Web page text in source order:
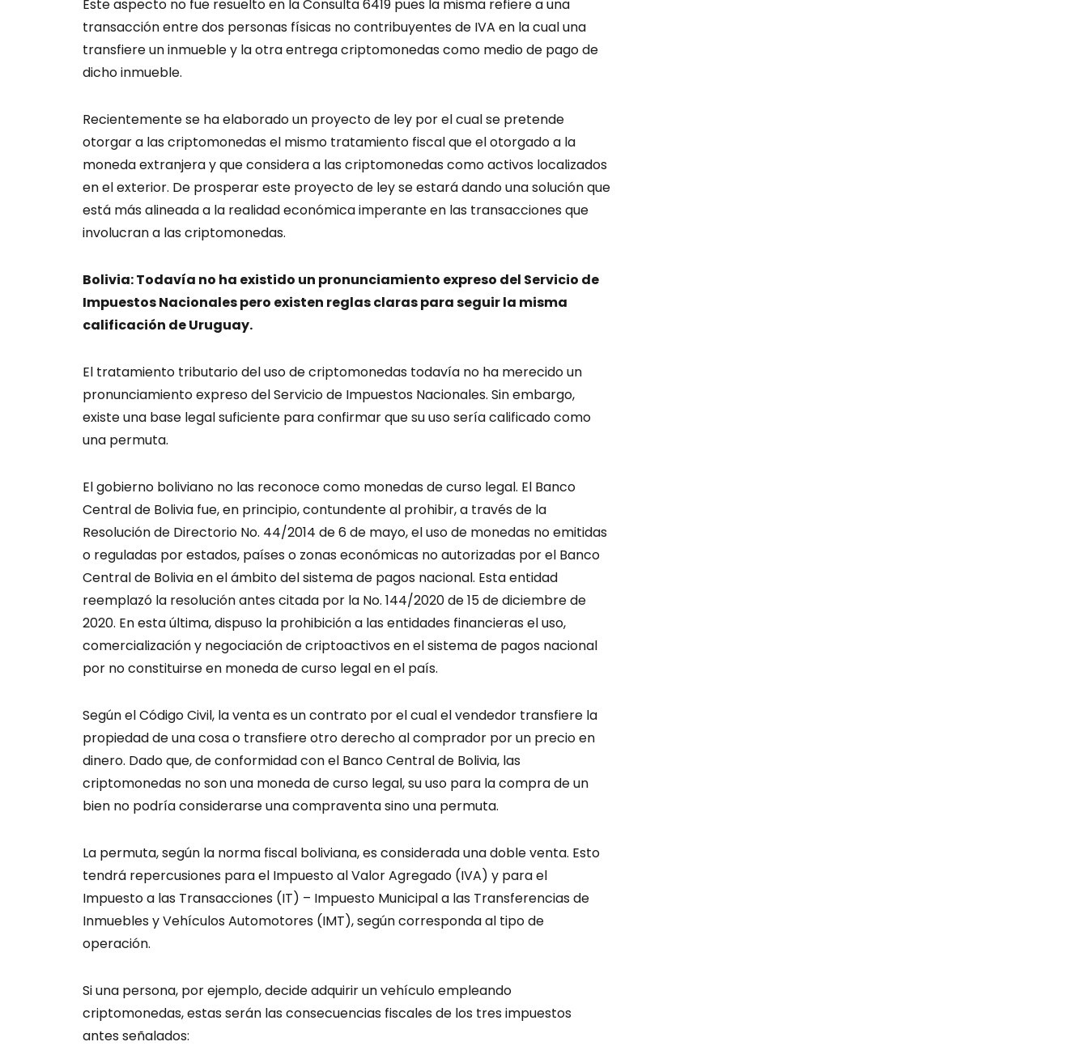
Este aspecto no fue resuelto en la Consulta 6419 pues la misma refiere a una
transacción entre dos personas físicas no contribuyentes de IVA en la cual una
transfiere un inmueble y la otra entrega criptomonedas como medio de pago de
dicho inmueble.
Recientemente se ha elaborado un proyecto de ley por el cual se pretende
otorgar a las criptomonedas el mismo tratamiento fiscal que el otorgado a la
moneda extranjera y que considera a las criptomonedas como activos localizados
en el exterior. De prosperar este proyecto de ley se estará dando una solución que
está más alineada a la realidad económica imperante en las transacciones que
involucran a las criptomonedas.
Bolivia: Todavía no ha existido un pronunciamiento expreso del Servicio de
Impuestos Nacionales pero existen reglas claras para seguir la misma
calificación de Uruguay.
El tratamiento tributario del uso de criptomonedas todavía no ha merecido un
pronunciamiento expreso del Servicio de Impuestos Nacionales. Sin embargo,
existe una base legal suficiente para confirmar que su uso sería calificado como
una permuta.
El gobierno boliviano no las reconoce como monedas de curso legal. El Banco
Central de Bolivia fue, en principio, contundente al prohibir, a través de la
Resolución de Directorio No. 44/2014 de 6 de mayo, el uso de monedas no emitidas
o reguladas por estados, países o zonas económicas no autorizadas por el Banco
Central de Bolivia en el ámbito del sistema de pagos nacional. Esta entidad
reemplazó la resolución antes citada por la No. 144/2020 de 15 de diciembre de
2020. En esta última, dispuso la prohibición a las entidades financieras el uso,
comercialización y negociación de criptoactivos en el sistema de pagos nacional
por no constituirse en moneda de curso legal en el país.
Según el Código Civil, la venta es un contrato por el cual el vendedor transfiere la
propiedad de una cosa o transfiere otro derecho al comprador por un precio en
dinero. Dado que, de conformidad con el Banco Central de Bolivia, las
criptomonedas no son una moneda de curso legal, su uso para la compra de un
bien no podría considerarse una compraventa sino una permuta.
La permuta, según la norma fiscal boliviana, es considerada una doble venta. Esto
tendrá repercusiones para el Impuesto al Valor Agregado (IVA) y para el
Impuesto a las Transacciones (IT) – Impuesto Municipal a las Transferencias de
Inmuebles y Vehículos Automotores (IMT), según corresponda al tipo de
operación.
Si una persona, por ejemplo, decide adquirir un vehículo empleando
criptomonedas, estas serán las consecuencias fiscales de los tres impuestos
antes señalados: